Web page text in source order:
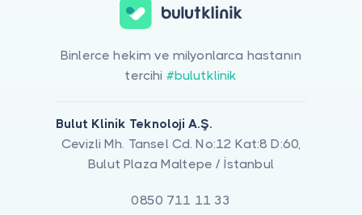
Binlerce hekim ve milyonlarca hastanın
tercihi #bulutklinik
Bulut Klinik Teknoloji A.Ş.
Cevizli Mh. Tansel Cd. No:12 Kat:8 D:60,
Bulut Plaza Maltepe / İstanbul
0850 711 11 33